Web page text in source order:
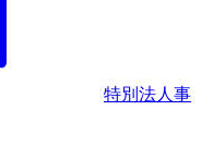
特別法人事